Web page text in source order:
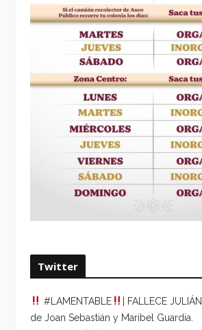
Twitter
#LAMENTABLE
| FALLECE
de Joan Sebastián y Maribel Guardia.